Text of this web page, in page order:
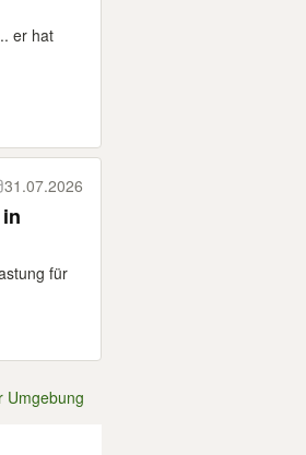
er hat
31.07.2026
für
Umgebung